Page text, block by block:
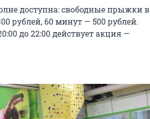
доступна: свободные прыжки в
рублей, 60 минут — 500 рублей.
до 22:00 действует акция —